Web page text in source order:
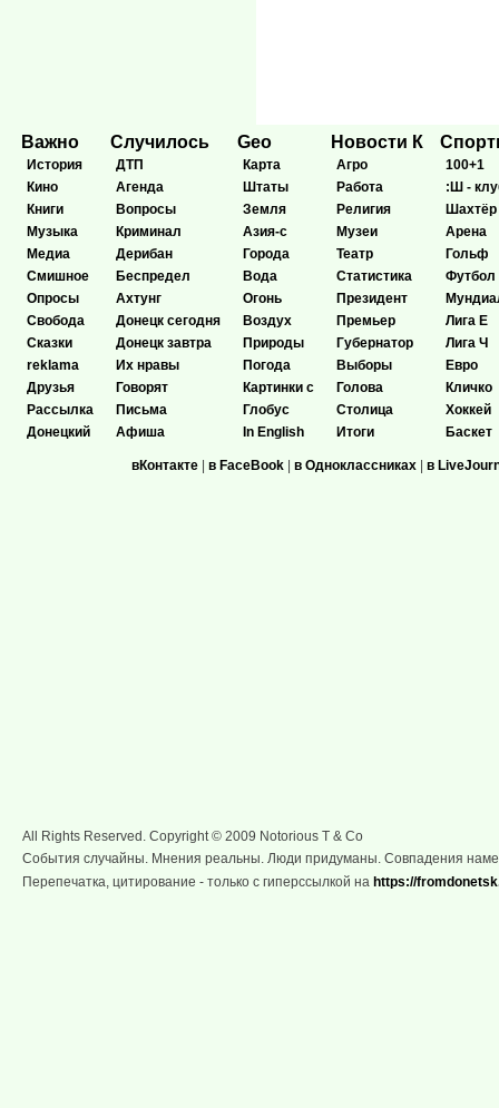
Важно
История
Кино
Книги
Музыка
Медиа
Смишное
Опросы
Свобода
Сказки
reklama
Друзья
Рассылка
Донецкий
Случилось
ДТП
Агенда
Вопросы
Криминал
Дерибан
Беспредел
Ахтунг
Донецк сегодня
Донецк завтра
Их нравы
Говорят
Письма
Афиша
Geo
Карта
Штаты
Земля
Азия-с
Города
Вода
Огонь
Воздух
Природы
Погода
Картинки с
Глобус
In English
Новости К
Агро
Работа
Религия
Музеи
Театр
Статистика
Президент
Премьер
Губернатор
Выборы
Голова
Столица
Итоги
100+1
:Ш -
Шахтёр
Арена
Гольф
Футбол
Лига Е
Лига Ч
Евро
Кличко
Хоккей
Баскет
вКонтакте в FaceBook в Одноклассниках в
All Rights Reserved. Copyright © 2009 Notorious T & Co
События случайны. Мнения реальны. Люди придуманы. Совпадения
Перепечатка, цитирование - только с гиперссылкой на https://